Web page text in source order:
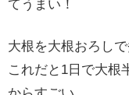
てうまい！
大根を大根おろし
これだと1日で大根